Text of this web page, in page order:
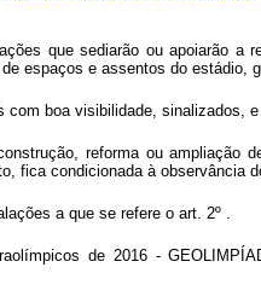
que sediarão ou apoiarão
espaços e assentos do estádio,
boa visibilidade, sinalizados,
reforma ou
fica condicionada à observância
a que se refere o art. 2º .
de 2016 -